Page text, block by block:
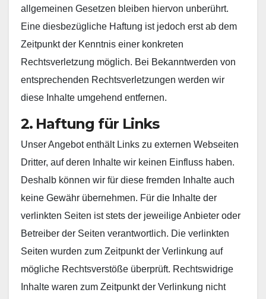
allgemeinen Gesetzen bleiben hiervon unberührt.
Eine diesbezügliche Haftung ist jedoch erst ab dem
Zeitpunkt der Kenntnis einer konkreten
Rechtsverletzung möglich. Bei Bekanntwerden von
entsprechenden Rechtsverletzungen werden wir
diese Inhalte umgehend entfernen.
2. Haftung für Links
Unser Angebot enthält Links zu externen Webseiten
Dritter, auf deren Inhalte wir keinen Einfluss haben.
Deshalb können wir für diese fremden Inhalte auch
keine Gewähr übernehmen. Für die Inhalte der
verlinkten Seiten ist stets der jeweilige Anbieter oder
Betreiber der Seiten verantwortlich. Die verlinkten
Seiten wurden zum Zeitpunkt der Verlinkung auf
mögliche Rechtsverstöße überprüft. Rechtswidrige
Inhalte waren zum Zeitpunkt der Verlinkung nicht